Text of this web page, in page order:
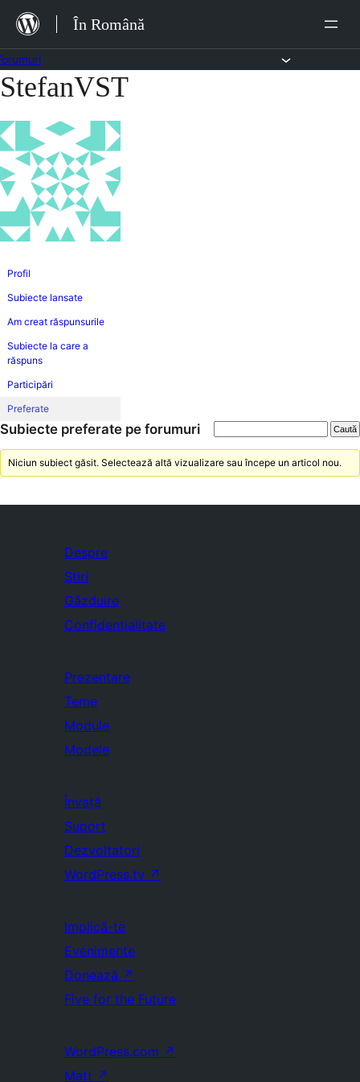
Sari
conținut
În Română
Sari
conținut
StefanVST
Profil
Subiecte lansate
Am creat răspunsurile
Subiecte la care a
răspuns
Participări
Preferate
Subiecte preferate pe forumuri
Niciun subiect găsit. Selectează altă vizualizare sau începe un articol nou.
Despre
Știri
Găzduire
Confidențialitate
Prezentare
Teme
Module
Modele
Învață
Suport
Dezvoltatori
WordPress.tv ↗
Implică-te
Evenimente
Donează ↗
Five for the Future
WordPress.com ↗
Matt ↗